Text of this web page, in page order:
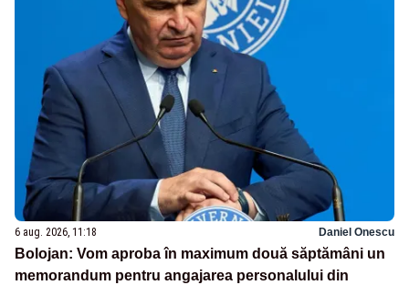
6 aug. 2026, 11:18 Daniel Onescu
Bolojan: Vom aproba în maximum două săptămâni un
memorandum pentru angajarea personalului din